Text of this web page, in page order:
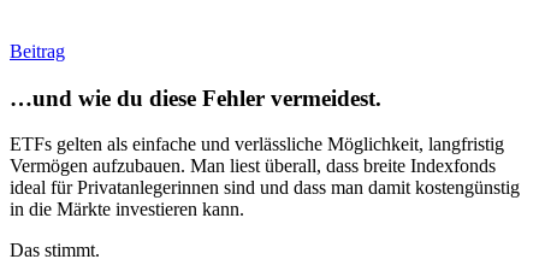
Beitrag
…und wie du diese Fehler vermeidest.
ETFs gelten als einfache und verlässliche Möglichkeit, langfristig
Vermögen aufzubauen. Man liest überall, dass breite Indexfonds
ideal für Privatanlegerinnen sind und dass man damit kostengünstig
in die Märkte investieren kann.
Das stimmt.